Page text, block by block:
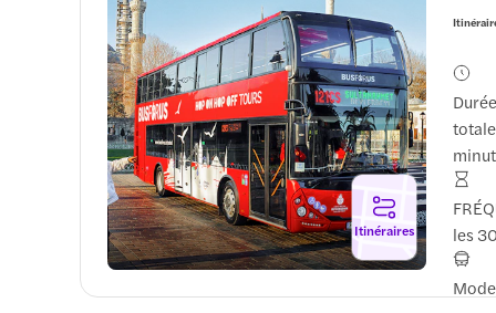
Itinéraires
Durée
totale
les